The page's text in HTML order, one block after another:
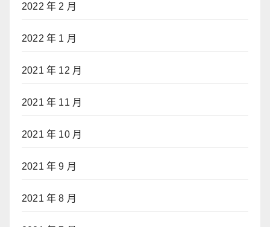
2022 年 2 月
2022 年 1 月
2021 年 12 月
2021 年 11 月
2021 年 10 月
2021 年 9 月
2021 年 8 月